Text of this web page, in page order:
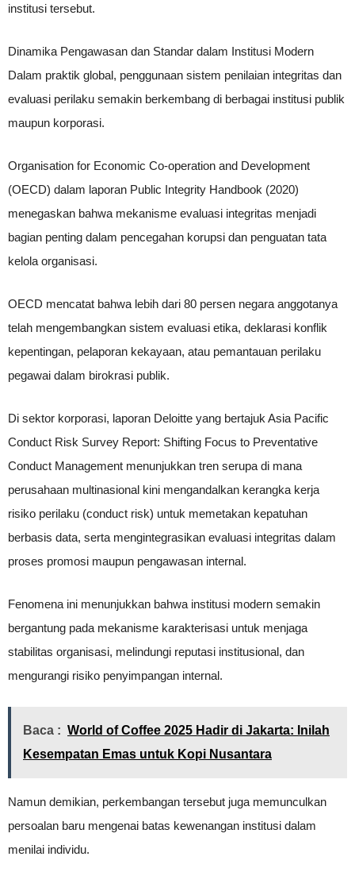
institusi tersebut.
Dinamika Pengawasan dan Standar dalam Institusi Modern
Dalam praktik global, penggunaan sistem penilaian integritas dan
evaluasi perilaku semakin berkembang di berbagai institusi publik
maupun korporasi.
Organisation for Economic Co-operation and Development
(OECD) dalam laporan Public Integrity Handbook (2020)
menegaskan bahwa mekanisme evaluasi integritas menjadi
bagian penting dalam pencegahan korupsi dan penguatan tata
kelola organisasi.
OECD mencatat bahwa lebih dari 80 persen negara anggotanya
telah mengembangkan sistem evaluasi etika, deklarasi konflik
kepentingan, pelaporan kekayaan, atau pemantauan perilaku
pegawai dalam birokrasi publik.
Di sektor korporasi, laporan Deloitte yang bertajuk Asia Pacific
Conduct Risk Survey Report: Shifting Focus to Preventative
Conduct Management menunjukkan tren serupa di mana
perusahaan multinasional kini mengandalkan kerangka kerja
risiko perilaku (conduct risk) untuk memetakan kepatuhan
berbasis data, serta mengintegrasikan evaluasi integritas dalam
proses promosi maupun pengawasan internal.
Fenomena ini menunjukkan bahwa institusi modern semakin
bergantung pada mekanisme karakterisasi untuk menjaga
stabilitas organisasi, melindungi reputasi institusional, dan
mengurangi risiko penyimpangan internal.
Baca : World of Coffee 2025 Hadir di Jakarta: Inilah
Kesempatan Emas untuk Kopi Nusantara
Namun demikian, perkembangan tersebut juga memunculkan
persoalan baru mengenai batas kewenangan institusi dalam
menilai individu.